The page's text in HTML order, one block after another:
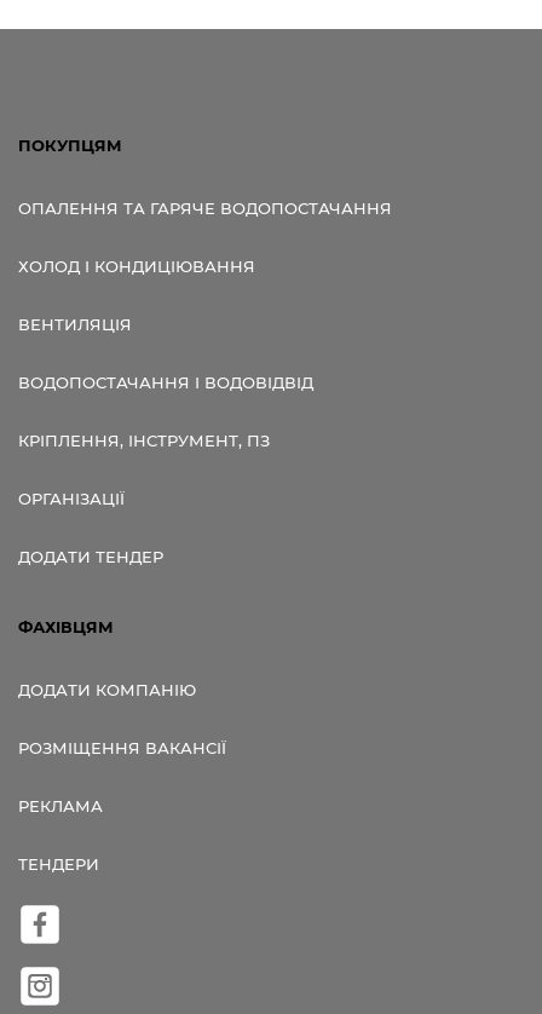
ПОКУПЦЯМ
ОПАЛЕННЯ ТА ГАРЯЧЕ ВОДОПОСТАЧАННЯ
ХОЛОД І КОНДИЦІЮВАННЯ
ВЕНТИЛЯЦІЯ
ВОДОПОСТАЧАННЯ І ВОДОВІДВІД
КРІПЛЕННЯ, ІНСТРУМЕНТ, ПЗ
ОРГАНІЗАЦІЇ
ДОДАТИ ТЕНДЕР
ФАХІВЦЯМ
ДОДАТИ КОМПАНІЮ
РОЗМІЩЕННЯ ВАКАНСІЇ
РЕКЛАМА
ТЕНДЕРИ